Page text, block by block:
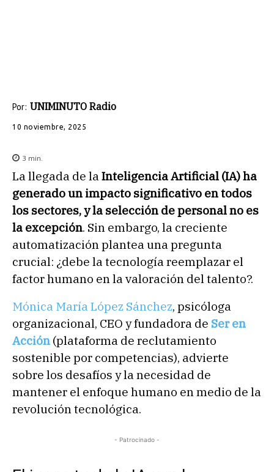
Por: UNIMINUTO Radio
10 noviembre, 2025
3 min.
La llegada de la Inteligencia Artificial (IA)ha
generado un impacto significativo en todos
los sectores, y la selección de personal no es
la excepción. Sin embargo, la creciente
automatización plantea una pregunta
crucial: ¿debe la tecnología reemplazar el
factor humano en la valoración del talento?.
Mónica María López Sánchez, psicóloga
organizacional, CEO y fundadora de Ser en
Acción (plataforma de reclutamiento
sostenible por competencias), advierte
sobre los desafíos y la necesidad de
mantener el enfoque humano en medio de la
revolución tecnológica.
- Patrocinado -